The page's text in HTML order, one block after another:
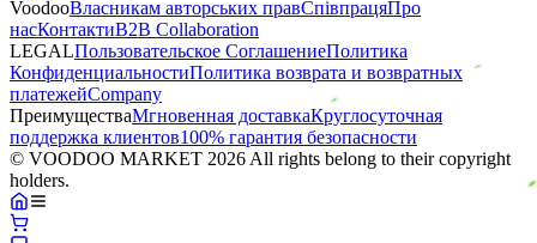
VoodooВласникам авторських правСпівпрацяПро
насКонтактиB2B Collaboration
LEGALПользовательское СоглашениеПолитика
КонфиденциальностиПолитика возврата и возвратных
платежейCompany
ПреимуществаМгновенная доставкаКруглосуточная
поддержка клиентов100% гарантия безопасности
© VOODOO MARKET 2026 All rights belong to their copyright
holders.